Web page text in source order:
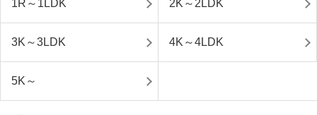
1R～1LDK 2K～2LDK
3K～3LDK 4K～4LDK
5K～